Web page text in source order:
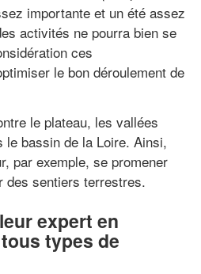
importante et un été assez
activités ne pourra bien se
ces
le bon déroulement de
le plateau, les vallées
bassin de la Loire. Ainsi,
par exemple, se promener
des sentiers terrestres.
expert en
types de